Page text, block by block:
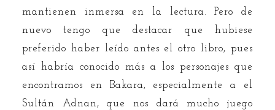
mantienen inmersa en la lectura. Pero de
nuevo tengo que destacar que hubiese
preferido haber leído antes el otro libro, pues
así habría conocido más a los personajes que
encontramos en Bakara, especialmente a el
Sultán Adnan, que nos dará mucho juego